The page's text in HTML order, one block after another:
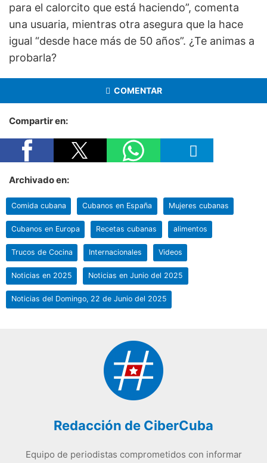
para el calorcito que está haciendo”, comenta
una usuaria, mientras otra asegura que la hace
igual “desde hace más de 50 años”. ¿Te animas a
probarla?
COMENTAR
Compartir en:
Archivado en:
Comida cubana Cubanos en España Mujeres cubanas
Cubanos en Europa Recetas cubanas alimentos
Trucos de Cocina Internacionales Videos
Noticias en 2025 Noticias en Junio del 2025
Noticias del Domingo, 22 de Junio del 2025
Redacción de CiberCuba
Equipo de periodistas comprometidos con informar